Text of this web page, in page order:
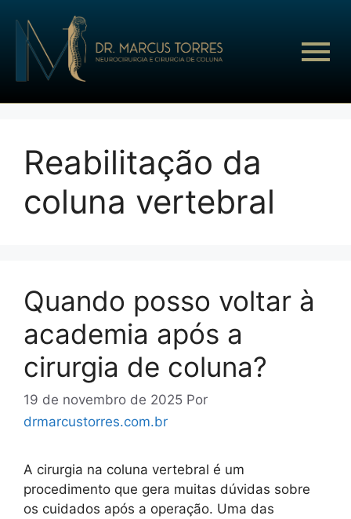
Reabilitação da
coluna vertebral
Quando posso voltar à
academia após a
cirurgia de coluna?
19 de novembro de 2025 Por
drmarcustorres.com.br
A cirurgia na coluna vertebral é um
procedimento que gera muitas dúvidas sobre
os cuidados após a operação. Uma das